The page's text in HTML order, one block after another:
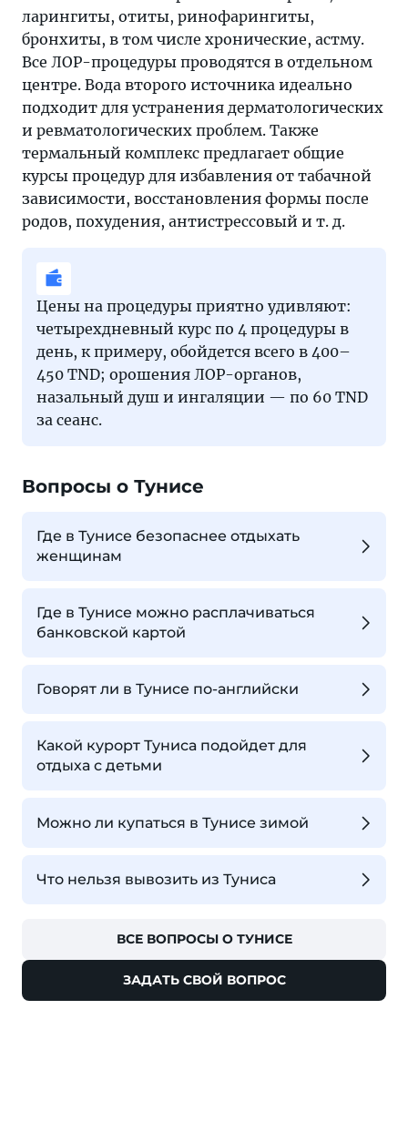
ларингиты, отиты, ринофарингиты,
бронхиты, в том числе хронические, астму.
Все ЛОР-процедуры проводятся в отдельном
центре. Вода второго источника идеально
подходит для устранения дерматологических
и ревматологических проблем. Также
термальный комплекс предлагает общие
курсы процедур для избавления от табачной
зависимости, восстановления формы после
родов, похудения, антистрессовый и т. д.
Цены на процедуры приятно удивляют:
четырехдневный курс по 4 процедуры в
день, к примеру, обойдется всего в 400–
450 TND; орошения ЛОР-органов,
назальный душ и ингаляции — по 60 TND
за сеанс.
Вопросы о Тунисе
Где в Тунисе безопаснее отдыхать
женщинам
Где в Тунисе можно расплачиваться
банковской картой
Говорят ли в Тунисе по-английски
Какой курорт Туниса подойдет для
отдыха с детьми
Можно ли купаться в Тунисе зимой
Что нельзя вывозить из Туниса
ВСЕ ВОПРОСЫ О ТУНИСЕ
ЗАДАТЬ СВОЙ ВОПРОС